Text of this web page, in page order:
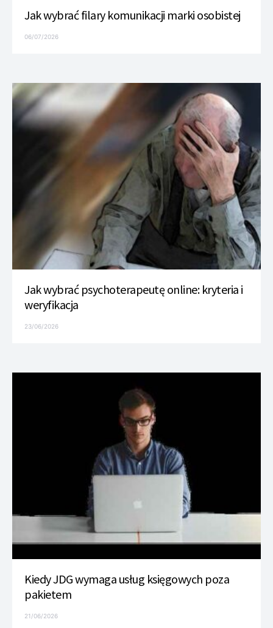
Jak wybrać filary komunikacji marki osobistej
06/07/2026
Jak wybrać psychoterapeutę online: kryteria i
weryfikacja
23/06/2026
Kiedy JDG wymaga usług księgowych poza
pakietem
21/06/2026